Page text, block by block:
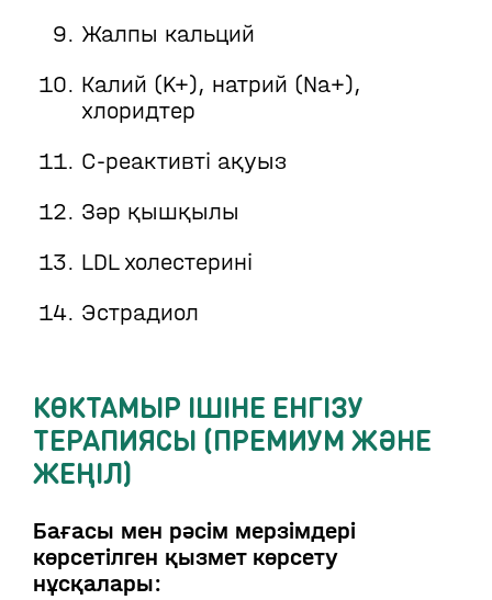
Жалпы кальций
Калий (K+), натрий (Na+),
хлоридтер
С-реактивті ақуыз
Зәр қышқылы
LDL холестерині
Эстрадиол
КӨКТАМЫР ІШІНЕ ЕНГІЗУ
ТЕРАПИЯСЫ (ПРЕМИУМ ЖӘНЕ
ЖЕҢІЛ)
Бағасы мен рәсім мерзімдері
көрсетілген қызмет көрсету
нұсқалары: